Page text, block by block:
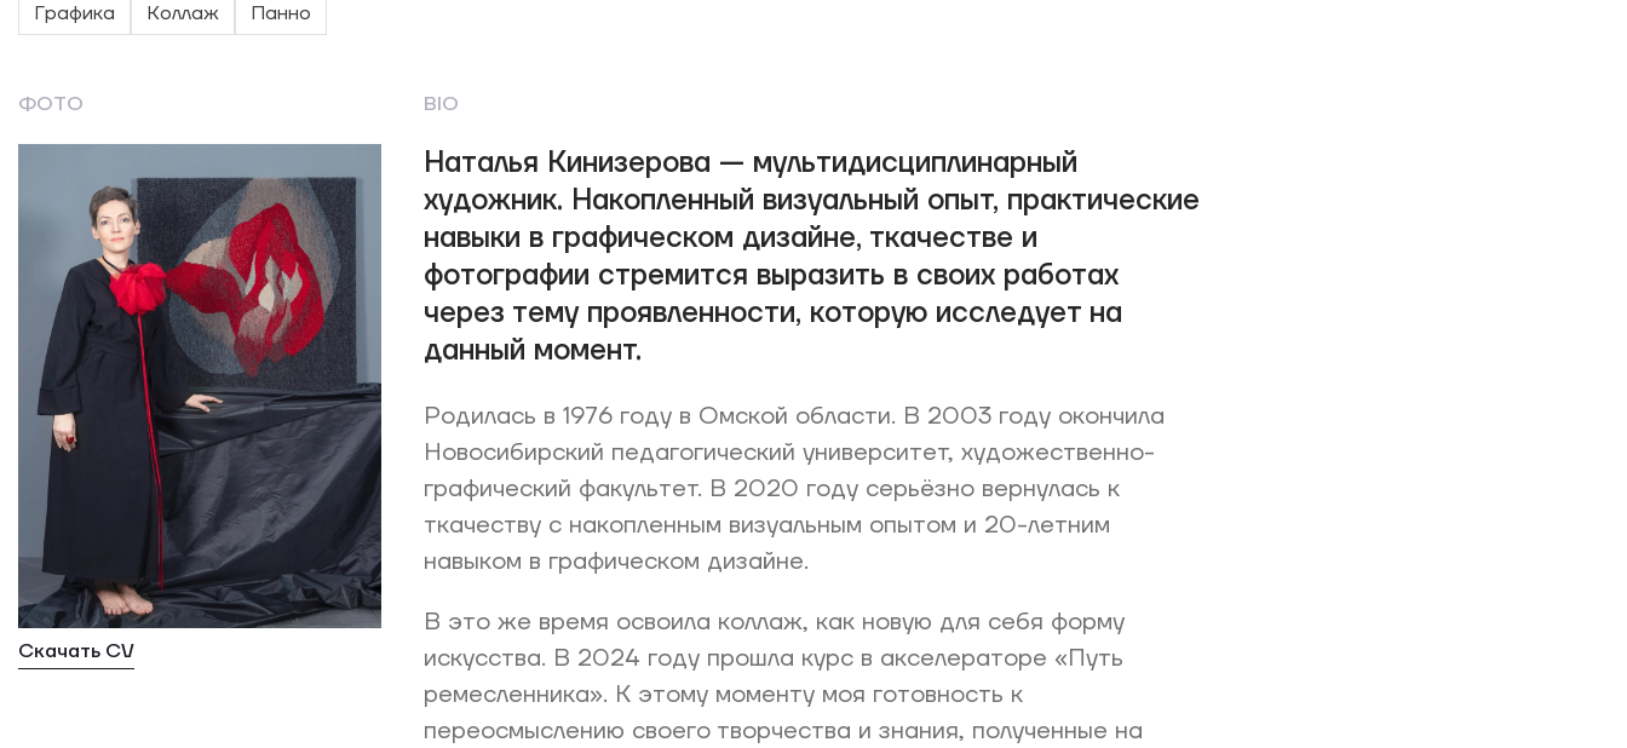
Графика Коллаж Панно
ФОТО
Скачать CV
BIO
Наталья Кинизерова — мультидисциплинарный
художник. Накопленный визуальный опыт, практические
навыки в графическом дизайне, ткачестве и
фотографии стремится выразить в своих работах
через тему проявленности, которую исследует на
данный момент.
Родилась в 1976 году в Омской области. В 2003 году окончила
Новосибирский педагогический университет, художественно-
графический факультет. В 2020 году серьёзно вернулась к
ткачеству с накопленным визуальным опытом и 20-летним
навыком в графическом дизайне.
В это же время освоила коллаж, как новую для себя форму
искусства. В 2024 году прошла курс в акселераторе «Путь
ремесленника». К этому моменту моя готовность к
переосмыслению своего творчества и знания, полученные на